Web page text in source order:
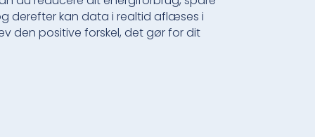
derefter kan data i realtid aflæses i
den positive forskel, det gør for dit